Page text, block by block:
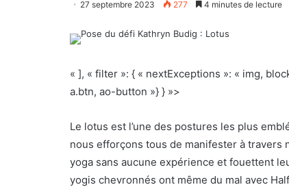
27 septembre 2023 277 4 minutes de lecture
« ], « filter »: { « nextExceptions »: « img,
a.btn, ao-button »} } »>
Le lotus est l’une des postures les plus
nous efforçons tous de manifester à
yoga sans aucune expérience et fouettent
yogis chevronnés ont même du mal avec